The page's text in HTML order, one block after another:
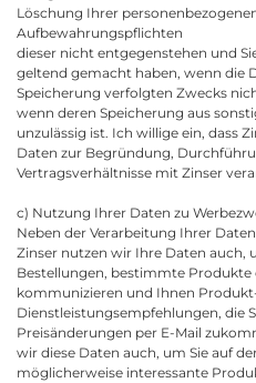
Löschung Ihrer
Aufbewahrungspflichten
dieser nicht entgegenstehen und
geltend gemacht haben, wenn die
Speicherung verfolgten Zwecks
wenn deren Speicherung aus
unzulässig ist. Ich willige ein, dass
Daten zur Begründung,
Vertragsverhältnisse mit Zinser
c) Nutzung Ihrer Daten zu
Neben der Verarbeitung Ihrer
Zinser nutzen wir Ihre Daten auch,
Bestellungen, bestimmte
kommunizieren und Ihnen
Dienstleistungsempfehlungen, die
Preisänderungen per E-Mail
wir diese Daten auch, um Sie auf
möglicherweise interessante